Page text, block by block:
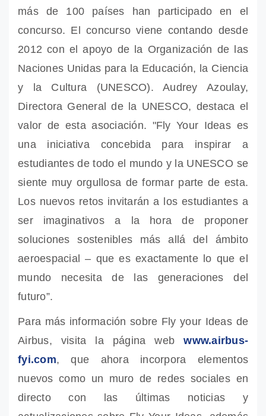
más de 100 países han participado en el
concurso. El concurso viene contando desde
2012 con el apoyo de la Organización de las
Naciones Unidas para la Educación, la Ciencia
y la Cultura (UNESCO). Audrey Azoulay,
Directora General de la UNESCO, destaca el
valor de esta asociación. "Fly Your Ideas es
una iniciativa concebida para inspirar a
estudiantes de todo el mundo y la UNESCO se
siente muy orgullosa de formar parte de esta.
Los nuevos retos invitarán a los estudiantes a
ser imaginativos a la hora de proponer
soluciones sostenibles más allá del ámbito
aeroespacial – que es exactamente lo que el
mundo necesita de las generaciones del
futuro”.
Para más información sobre Fly your Ideas de
Airbus, visita la página webwww.airbus-
fyi.com, que ahora incorpora elementos
nuevos como un muro de redes sociales en
directo con las últimas noticias y